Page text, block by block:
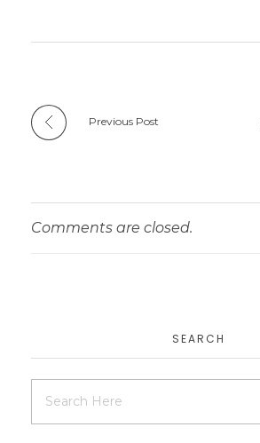
Previous Post
Comments are closed.
SEARCH